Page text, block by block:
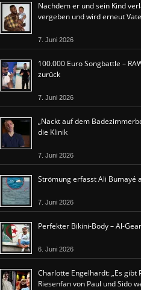
Nachdem er und sein Kind
vergeben und wird erneut
7. Juni 2026
100.000 Euro Songbattle –
zurück
7. Juni 2026
„Nackt auf dem
die Klinik
7. Juni 2026
Strömung erfasst Ali Bumayé
7. Juni 2026
Perfekter Bikini-Body – Al-
6. Juni 2026
Charlotte Engelhardt: „Es gibt
Riesenfan von Paul und Sido